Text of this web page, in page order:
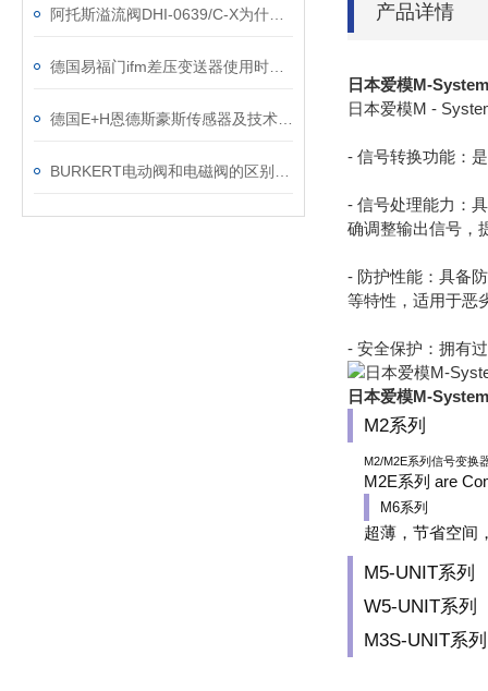
产品详情
日本爱模M-
日本爱模M -
- 信号转换功能：
- 信号处理能力：
确调整输出信号，
- 防护性能：具备
等特性，适用于恶
- 安全保护：拥有
日本爱模M-
M2系列
M2/M2E系列信号变换
M2E系列 are
M6系列
超薄，节省空间
M5-UNIT系列
W5-UNIT系列
M3S-UNIT系列